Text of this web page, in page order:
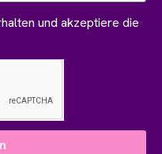
und akzeptiere die